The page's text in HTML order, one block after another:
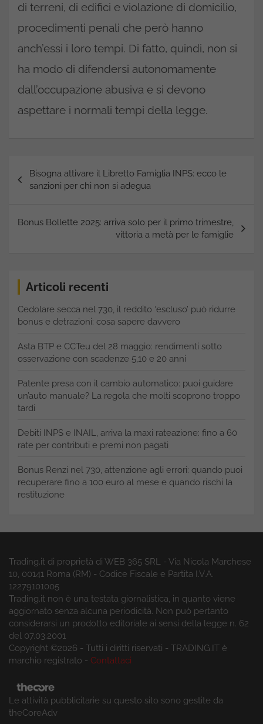
di terreni, di edifici e violazione di domicilio,
procedimenti penali che però hanno
anch’essi i loro tempi. Di fatto, quindi, non si
ha modo di difendersi autonomamente
dall’occupazione abusiva e si devono
aspettare i normali tempi della legge.
Navigazione
articoli
Bisogna attivare il Libretto Famiglia INPS: ecco le
sanzioni per chi non si adegua
Bonus Bollette 2025: arriva solo per il primo trimestre,
vittoria a metà per le famiglie
Articoli recenti
Cedolare secca nel 730, il reddito ‘escluso’ può ridurre
bonus e detrazioni: cosa sapere davvero
Asta BTP e CCTeu del 28 maggio: rendimenti sotto
osservazione con scadenze 5,10 e 20 anni
Patente presa con il cambio automatico: puoi guidare
un’auto manuale? La regola che molti scoprono troppo
tardi
Debiti INPS e INAIL, arriva la maxi rateazione: fino a 60
rate per contributi e premi non pagati
Bonus Renzi nel 730, attenzione agli errori: quando puoi
recuperare fino a 100 euro al mese e quando rischi la
restituzione
Trading.it di proprietà di WEB 365 SRL - Via Nicola Marchese
10, 00141 Roma (RM) - Codice Fiscale e Partita I.V.A.
12279101005
Trading.it non è una testata giornalistica, in quanto viene
aggiornato senza alcuna periodicità. Non può pertanto
considerarsi un prodotto editoriale ai sensi della legge n. 62
del 07.03.2001
Copyright ©2026 - Tutti i diritti riservati - TRADING.IT è
marchio registrato - Contattaci
Le attività pubblicitarie su questo sito sono gestite da
theCoreAdv